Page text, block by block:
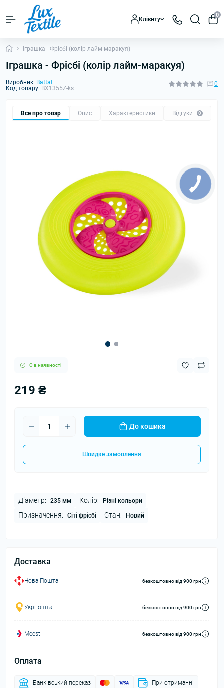
Клієнту
0
Іграшка - Фрісбі (колір лайм-маракуя)
Іграшка - Фрісбі (колір лайм-маракуя)
Виробник: Battat
Код товару: BX1355Z-ks
0
Все про товар Опис Характеристики Відгуки 0
Є в наявності
219 ₴
До кошика
Швидке замовлення
Діаметр: 235 мм Колір: Різні кольори
Призначення: Сіті фрісбі Стан: Новий
Доставка
Нова Пошта безкоштовно від 900 грн
Укрпошта безкоштовно від 900 грн
Meest безкоштовно від 900 грн
Оплата
Банківський переказ При отриманні